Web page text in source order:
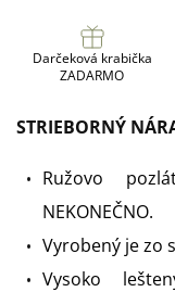
Darčeková krabička
ZADARMO
STRIEBORNÝ
Ružovo
NEKONEČNO.
Vyrobený je zo
Vysoko